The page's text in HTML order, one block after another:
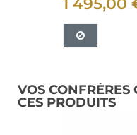
VOS CONFRÈRES
CES PRODUITS